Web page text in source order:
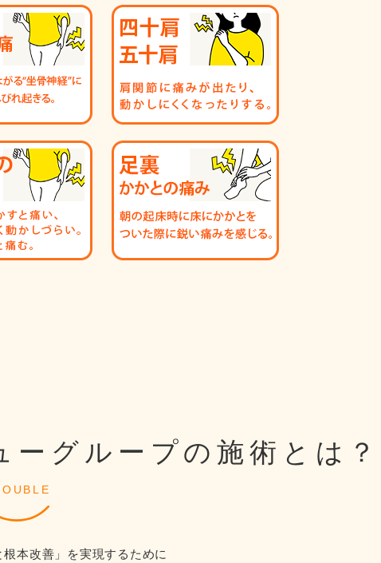
ーグループの施術とは？
本改善」を実現するために